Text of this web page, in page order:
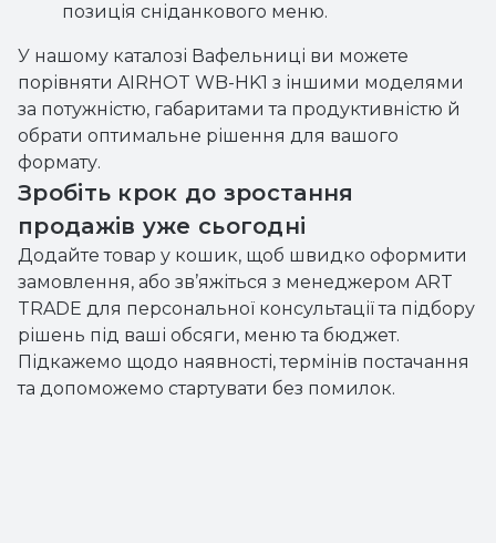
позиція сніданкового меню.
У нашому каталозі Вафельниці ви можете
порівняти AIRHOT WB-HK1 з іншими моделями
за потужністю, габаритами та продуктивністю й
обрати оптимальне рішення для вашого
формату.
Зробіть крок до зростання
продажів уже сьогодні
Додайте товар у кошик, щоб швидко оформити
замовлення, або зв’яжіться з менеджером ART
TRADE для персональної консультації та підбору
рішень під ваші обсяги, меню та бюджет.
Підкажемо щодо наявності, термінів постачання
та допоможемо стартувати без помилок.